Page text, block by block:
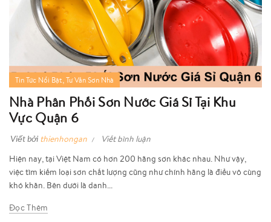
Tin Tức Nổi Bật, Tư Vấn Sơn Nhà
Nhà Phân Phối Sơn Nước Giá Sỉ Tại Khu
Vực Quận 6
Viết bởi thienhongan
Viết bình luận
Hiện nay, tại Việt Nam có hơn 200 hãng sơn khác nhau. Như vậy,
việc tìm kiếm loại sơn chất lượng cũng như chính hãng là điều vô cùng
khó khăn. Bên dưới là danh...
Đọc Thêm